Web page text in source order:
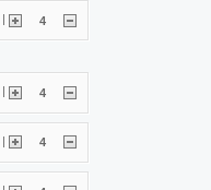
| 4
4
| 4